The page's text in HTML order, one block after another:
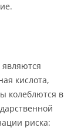
кислота,
колеблются в
риска: